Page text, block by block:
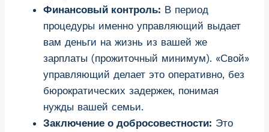
Финансовый контроль: В период
процедуры именно управляющий выдает
вам деньги на жизнь из вашей же
зарплаты (прожиточный минимум). «Свой»
управляющий делает это оперативно, без
бюрократических задержек, понимая
нужды вашей семьи.
Заключение о добросовестности: Это